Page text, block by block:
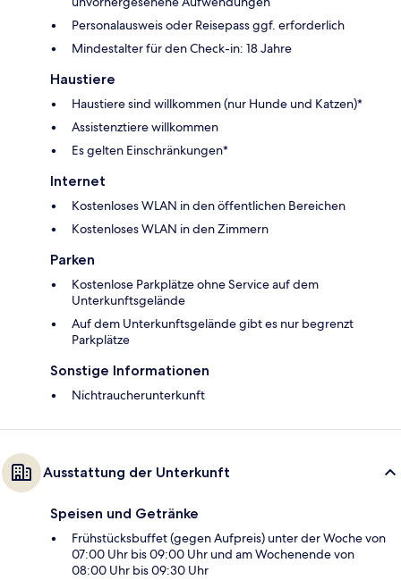
Personalausweis oder Reisepass ggf. erforderlich
Mindestalter für den Check-in: 18 Jahre
Haustiere
Haustiere sind willkommen (nur Hunde und Katzen)*
Assistenztiere willkommen
Es gelten Einschränkungen*
Internet
Kostenloses WLAN in den öffentlichen Bereichen
Kostenloses WLAN in den Zimmern
Parken
Kostenlose Parkplätze ohne Service auf dem
Unterkunftsgelände
Auf dem Unterkunftsgelände gibt es nur begrenzt
Parkplätze
Sonstige Informationen
Nichtraucherunterkunft
Ausstattung der Unterkunft
Speisen und Getränke
Frühstücksbuffet (gegen Aufpreis) unter der Woche von
07:00 Uhr bis 09:00 Uhr und am Wochenende von
08:00 Uhr bis 09:30 Uhr